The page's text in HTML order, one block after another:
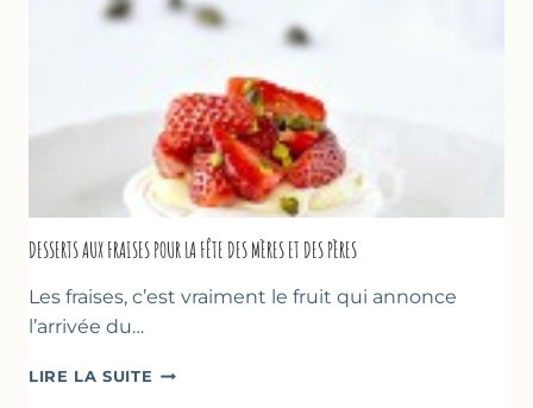
DESSERTS AUX FRAISES POUR LA FÊTE DES MÈRES ET DES PÈRES
Les fraises, c’est vraiment le fruit qui annonce
l’arrivée du…
LIRE LA SUITE DESSERTS